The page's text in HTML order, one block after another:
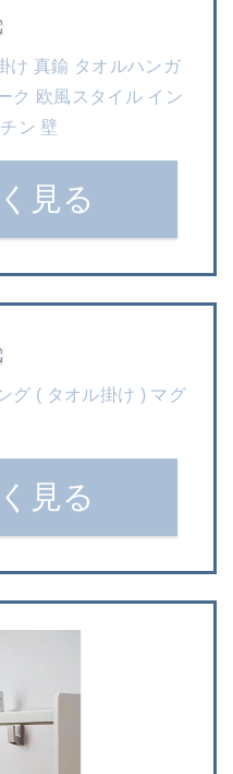
け 真鍮 タオルハンガ
ク 欧風スタイル イン
ン 壁
見る
グ ( タオル掛け ) マグ
見る